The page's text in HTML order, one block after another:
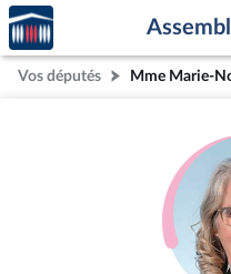
Aller au contenu
Aller en bas de la page
Accèder
à la
page
d'accueil
Vos députés